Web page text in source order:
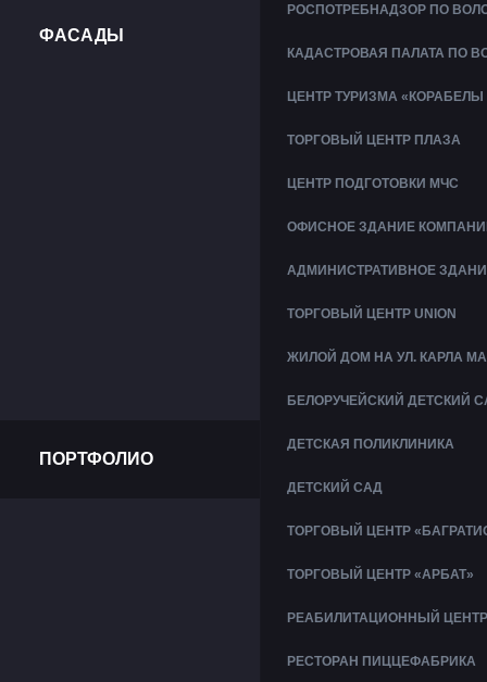
ФАСАДЫ
ПОРТФОЛИО
РОСПОТРЕБНАДЗОР ПО
КАДАСТРОВАЯ ПАЛАТА ПО
ЦЕНТР ТУРИЗМА
ТОРГОВЫЙ ЦЕНТР ПЛАЗА
ЦЕНТР ПОДГОТОВКИ МЧС
ОФИСНОЕ ЗДАНИЕ
АДМИНИСТРАТИВНОЕ
ТОРГОВЫЙ ЦЕНТР UNION
ЖИЛОЙ ДОМ НА УЛ. КАРЛА
БЕЛОРУЧЕЙСКИЙ ДЕТСКИЙ
ДЕТСКАЯ ПОЛИКЛИНИКА
ДЕТСКИЙ САД
ТОРГОВЫЙ ЦЕНТР
ТОРГОВЫЙ ЦЕНТР «АРБАТ»
РЕАБИЛИТАЦИОННЫЙ
РЕСТОРАН ПИЦЦЕФАБРИКА